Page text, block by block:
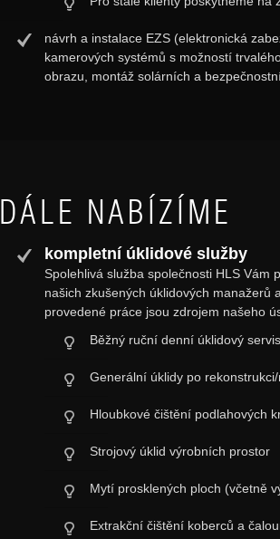
návrh a instalace EZS (elektronická
kamerových systémů s možností
obrazu, montáž solárních a
DÁLE NABÍZÍME
kompletní úklidové služby
Spolehlivá služba společnosti HLS Vám
našich zkušených úklidových manažerů
provedené práce jsou zdrojem našeho
Běžný ruční denní úklidový servis
Generální úklidy po
Hloubkové čištění podlahových
Strojový úklid výrobních prostor
Mytí prosklených ploch (včetně
Extrakční čištění koberců a